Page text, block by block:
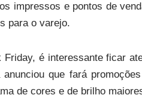
impressos e pontos de
para o varejo.
é interessante ficar
que fará
de cores e de brilho